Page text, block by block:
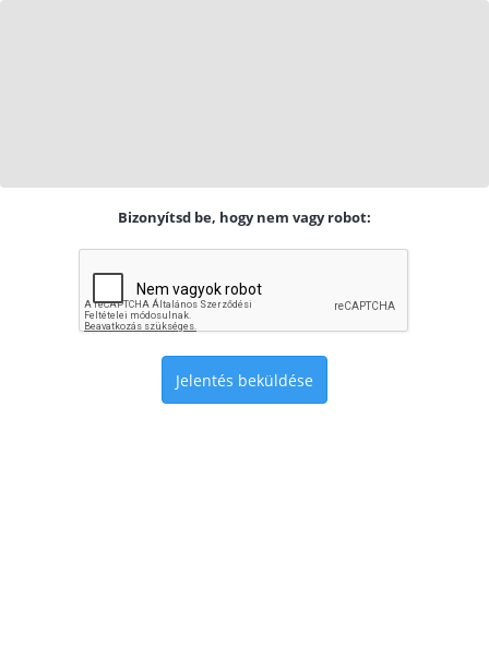
Bizonyítsd be, hogy nem vagy robot:
Jelentés beküldése